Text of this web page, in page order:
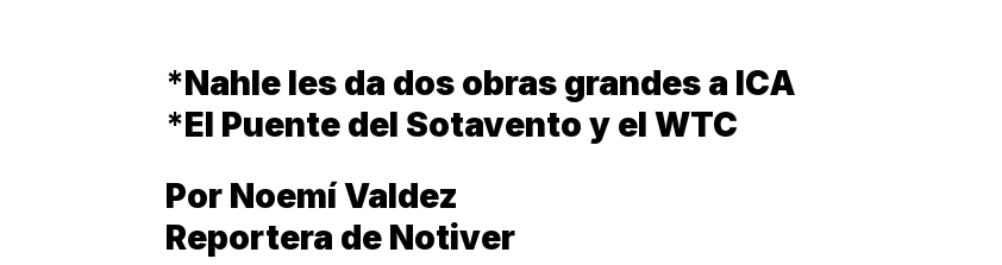
*Nahle les da dos obras grandes a ICA
*El Puente del Sotavento y el WTC
Por Noemí Valdez
Reportera de Notiver